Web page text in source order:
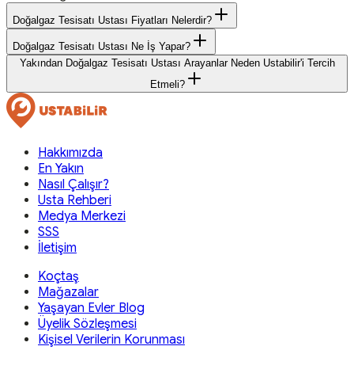
Doğalgaz Tesisatı Ustası Fiyatları Nelerdir?
Doğalgaz Tesisatı Ustası Ne İş Yapar?
Yakından Doğalgaz Tesisatı Ustası Arayanlar Neden Ustabilir'i Tercih
Etmeli?
Hakkımızda
En Yakın
Nasıl Çalışır?
Usta Rehberi
Medya Merkezi
SSS
İletişim
Koçtaş
Mağazalar
Yaşayan Evler Blog
Üyelik Sözleşmesi
Kişisel Verilerin Korunması